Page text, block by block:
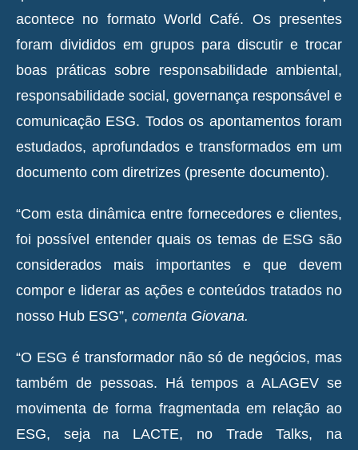
acontece no formato World Café. Os presentes
foram divididos em grupos para discutir e trocar
boas práticas sobre responsabilidade ambiental,
responsabilidade social, governança responsável e
comunicação ESG. Todos os apontamentos foram
estudados, aprofundados e transformados em um
documento com diretrizes (presente documento).
“Com esta dinâmica entre fornecedores e clientes,
foi possível entender quais os temas de ESG são
considerados mais importantes e que devem
compor e liderar as ações e conteúdos tratados no
nosso Hub ESG”, comenta Giovana.
“O ESG é transformador não só de negócios, mas
também de pessoas. Há tempos a ALAGEV se
movimenta de forma fragmentada em relação ao
ESG, seja na LACTE, no Trade Talks, na